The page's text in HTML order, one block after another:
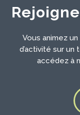
Vous animez
d’activité sur un
accédez à